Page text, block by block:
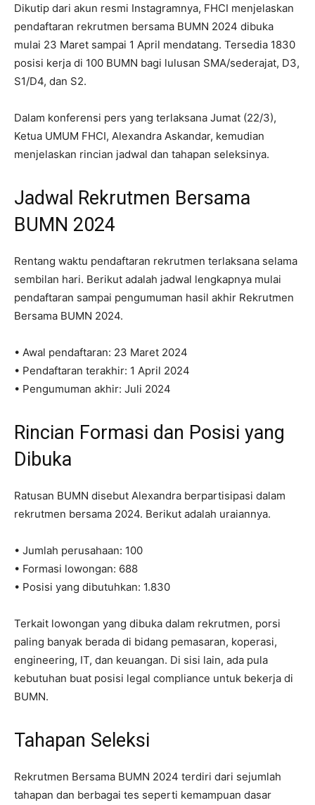
Dikutip dari akun resmi Instagramnya, FHCI menjelaskan
pendaftaran rekrutmen bersama BUMN 2024 dibuka
mulai 23 Maret sampai 1 April mendatang. Tersedia 1830
posisi kerja di 100 BUMN bagi lulusan SMA/sederajat, D3,
S1/D4, dan S2.
Dalam konferensi pers yang terlaksana Jumat (22/3),
Ketua UMUM FHCI, Alexandra Askandar, kemudian
menjelaskan rincian jadwal dan tahapan seleksinya.
Jadwal Rekrutmen Bersama
BUMN 2024
Rentang waktu pendaftaran rekrutmen terlaksana selama
sembilan hari. Berikut adalah jadwal lengkapnya mulai
pendaftaran sampai pengumuman hasil akhir Rekrutmen
Bersama BUMN 2024.
• Awal pendaftaran: 23 Maret 2024
• Pendaftaran terakhir: 1 April 2024
• Pengumuman akhir: Juli 2024
Rincian Formasi dan Posisi yang
Dibuka
Ratusan BUMN disebut Alexandra berpartisipasi dalam
rekrutmen bersama 2024. Berikut adalah uraiannya.
• Jumlah perusahaan: 100
• Formasi lowongan: 688
• Posisi yang dibutuhkan: 1.830
Terkait lowongan yang dibuka dalam rekrutmen, porsi
paling banyak berada di bidang pemasaran, koperasi,
engineering, IT, dan keuangan. Di sisi lain, ada pula
kebutuhan buat posisi legal compliance untuk bekerja di
BUMN.
Tahapan Seleksi
Rekrutmen Bersama BUMN 2024 terdiri dari sejumlah
tahapan dan berbagai tes seperti kemampuan dasar